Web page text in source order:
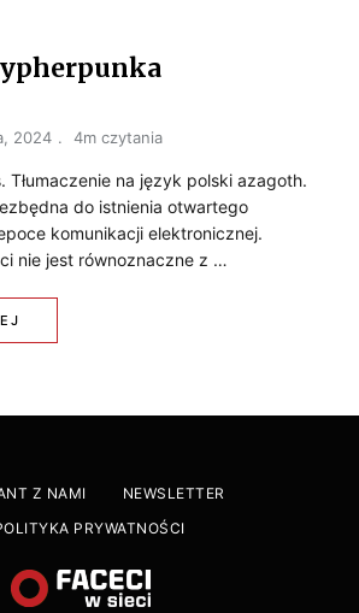
2024
4m czytania
Tłumaczenie na język polski azagoth.
do istnienia otwartego
komunikacji elektronicznej.
nie jest równoznaczne z …
Z NAMI
NEWSLETTER
PRYWATNOŚCI